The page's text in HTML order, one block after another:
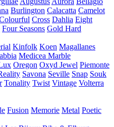
Burlington Calacatta Camelot
Cross Dahlia Eight
Four Seasons Gold Hard
Kinfolk Koen Magallanes
Medicea Marble
Oregon Oxyd Jewel Piemonte
Savona Seville Snap Souk
Tonality Twist Vintage Volterra
Fusion Memorie Metal Poetic